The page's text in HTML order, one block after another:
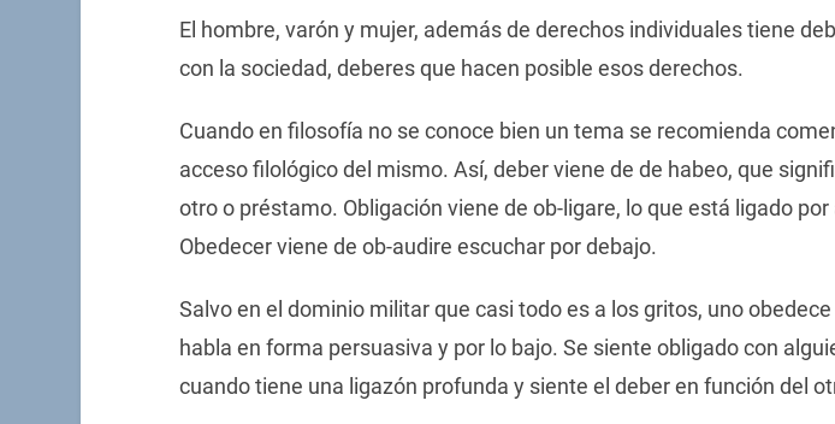
El hombre, varón y mujer, además de derechos individuales tiene
con la sociedad, deberes que hacen posible esos derechos.
Cuando en filosofía no se conoce bien un tema se recomienda
acceso filológico del mismo. Así, deber viene de de habeo, que
otro o préstamo. Obligación viene de ob-ligare, lo que está ligado por
Obedecer viene de ob-audire escuchar por debajo.
Salvo en el dominio militar que casi todo es a los gritos, uno
habla en forma persuasiva y por lo bajo. Se siente obligado con
cuando tiene una ligazón profunda y siente el deber en función del